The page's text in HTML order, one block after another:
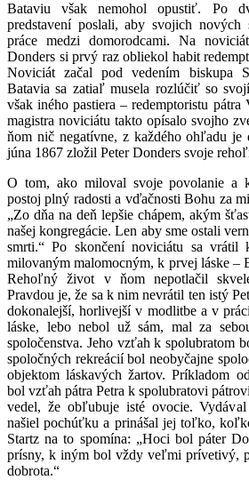
Bataviu však nemohol opustiť. Po
predstavení poslali, aby svojich nových
práce medzi domorodcami. Na
Donders si prvý raz obliekol habit
Noviciát začal pod vedením biskupa
Batavia sa zatiaľ musela rozlúčiť so
však iného pastiera – redemptoristu pátra
magistra noviciátu takto opísalo svojho
ňom nič negatívne, z každého ohľadu je
júna 1867 zložil Peter Donders svoje
O tom, ako miloval svoje povolanie a
postoj plný radosti a vďačnosti Bohu za
„Zo dňa na deň lepšie chápem, akým
našej kongregácie. Len aby sme ostali
smrti.“ Po skončení noviciátu sa
milovaným malomocným, k prvej láske –
Rehoľný život v ňom nepotlačil
Pravdou je, že sa k nim nevrátil ten istý
dokonalejší, horlivejší v modlitbe a v
láske, lebo nebol už sám, mal za
spoločenstva. Jeho vzťah k spolubratom
spoločných rekreácií bol neobyčajne
objektom láskavých žartov. Príkladom
bol vzťah pátra Petra k spolubratovi
vedel, že obľubuje isté ovocie.
našiel pochúťku a prinášal jej toľko,
Startz na to spomína: „Hoci bol páter
prísny, k iným bol vždy veľmi prívetivý,
dobrota.“